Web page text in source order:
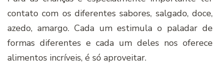
contato com os diferentes sabores, salgado, doce,
azedo, amargo. Cada um estimula o paladar de
formas diferentes e cada um deles nos oferece
alimentos incríveis, é só aproveitar.